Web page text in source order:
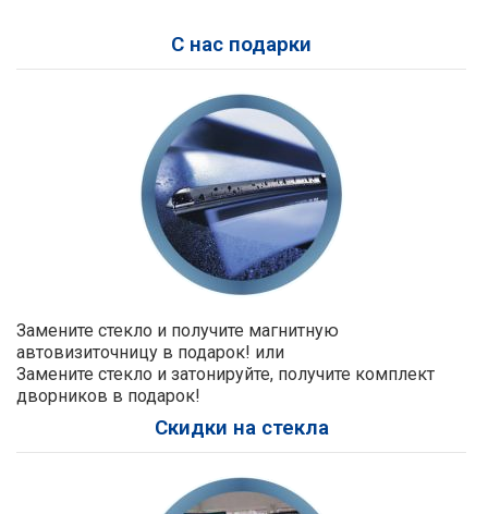
С нас подарки
Замените стекло и получите магнитную
автовизиточницу в подарок! или
Замените стекло и затонируйте, получите комплект
дворников в подарок!
Скидки на стекла